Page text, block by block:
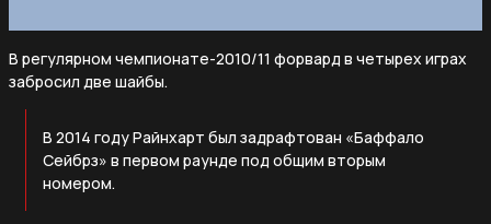
В регулярном чемпионате-2010/11 форвард в четырех играх
забросил две шайбы.
В 2014 году Райнхарт был задрафтован «Баффало
Сейбрз» в первом раунде под общим вторым
номером.